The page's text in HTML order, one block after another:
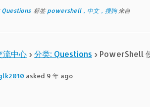
Questions 标签powershell，中文，搜狗 来自
中心 › 分类: Questions › PowerShell
asked 9 年 ago